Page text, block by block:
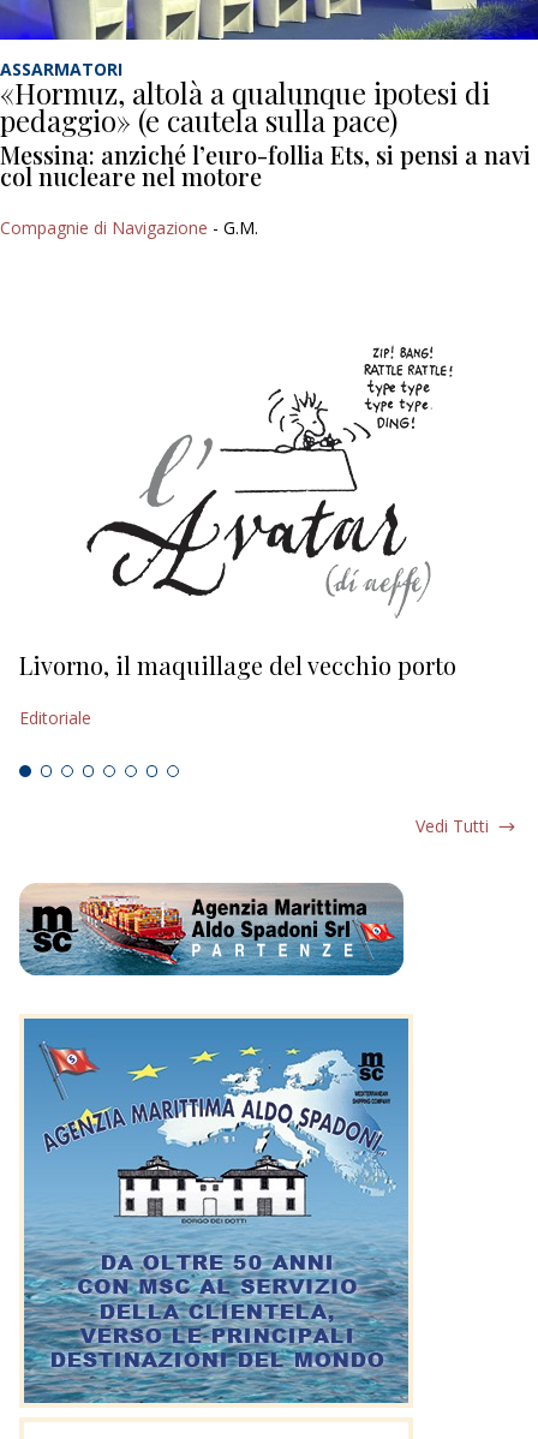
ASSARMATORI
«Hormuz, altolà a qualunque ipotesi di
pedaggio» (e cautela sulla pace)
Messina: anziché l’euro-follia Ets, si pensi a navi
col nucleare nel motore
Compagnie di Navigazione - G.M.
Livorno, il maquillage del vecchio porto
Editoriale
Vedi Tutti